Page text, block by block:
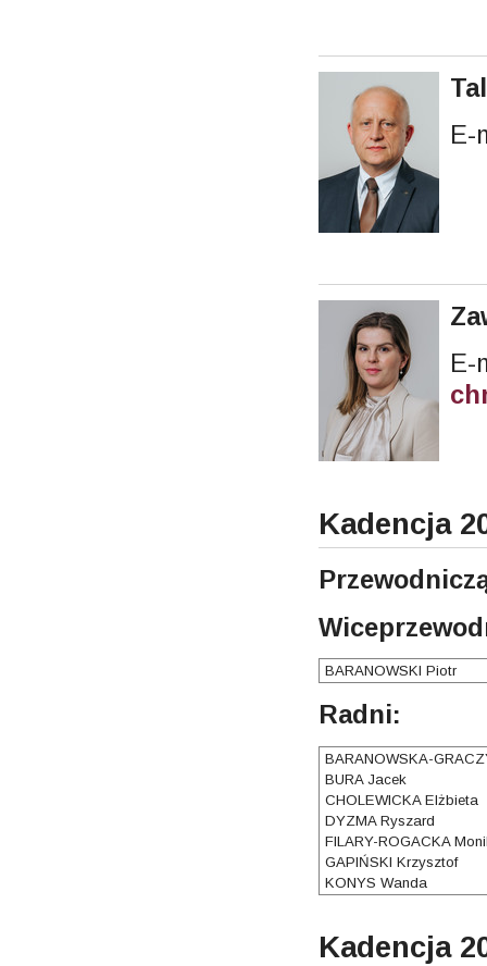
E-
Kadencja
BARANOWSKI Piotr
Radni:
BARANOWSKA-
BURA Jacek
CHOLEWICKA Elżbieta
DYZMA Ryszard
FILARY-ROGACKA
GAPIŃSKI Krzysztof
KONYS Wanda
Kadencja